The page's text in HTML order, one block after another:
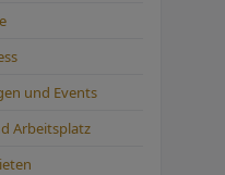
und Events
Arbeitsplatz